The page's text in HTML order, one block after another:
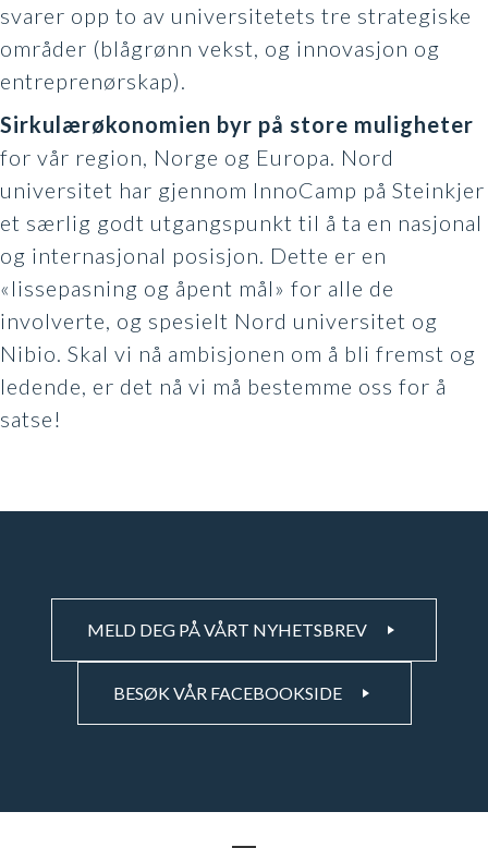
svarer opp to av universitetets tre strategiske
områder (blågrønn vekst, og innovasjon og
entreprenørskap).
Sirkulærøkonomien byr på store muligheter
for vår region, Norge og Europa. Nord
universitet har gjennom InnoCamp på Steinkjer
et særlig godt utgangspunkt til å ta en nasjonal
og internasjonal posisjon. Dette er en
«lissepasning og åpent mål» for alle de
involverte, og spesielt Nord universitet og
Nibio. Skal vi nå ambisjonen om å bli fremst og
ledende, er det nå vi må bestemme oss for å
satse!
MELD DEG PÅ VÅRT NYHETSBREV
BESØK VÅR FACEBOOKSIDE